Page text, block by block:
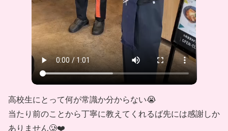
高校生にとって何が常識か分からない😭
当たり前のことから丁寧に教えてくれるば先には感謝しか
ありません🥲❤️